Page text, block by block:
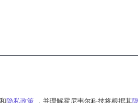
和隐私政策 ，并理解霍尼韦尔科技将根据其